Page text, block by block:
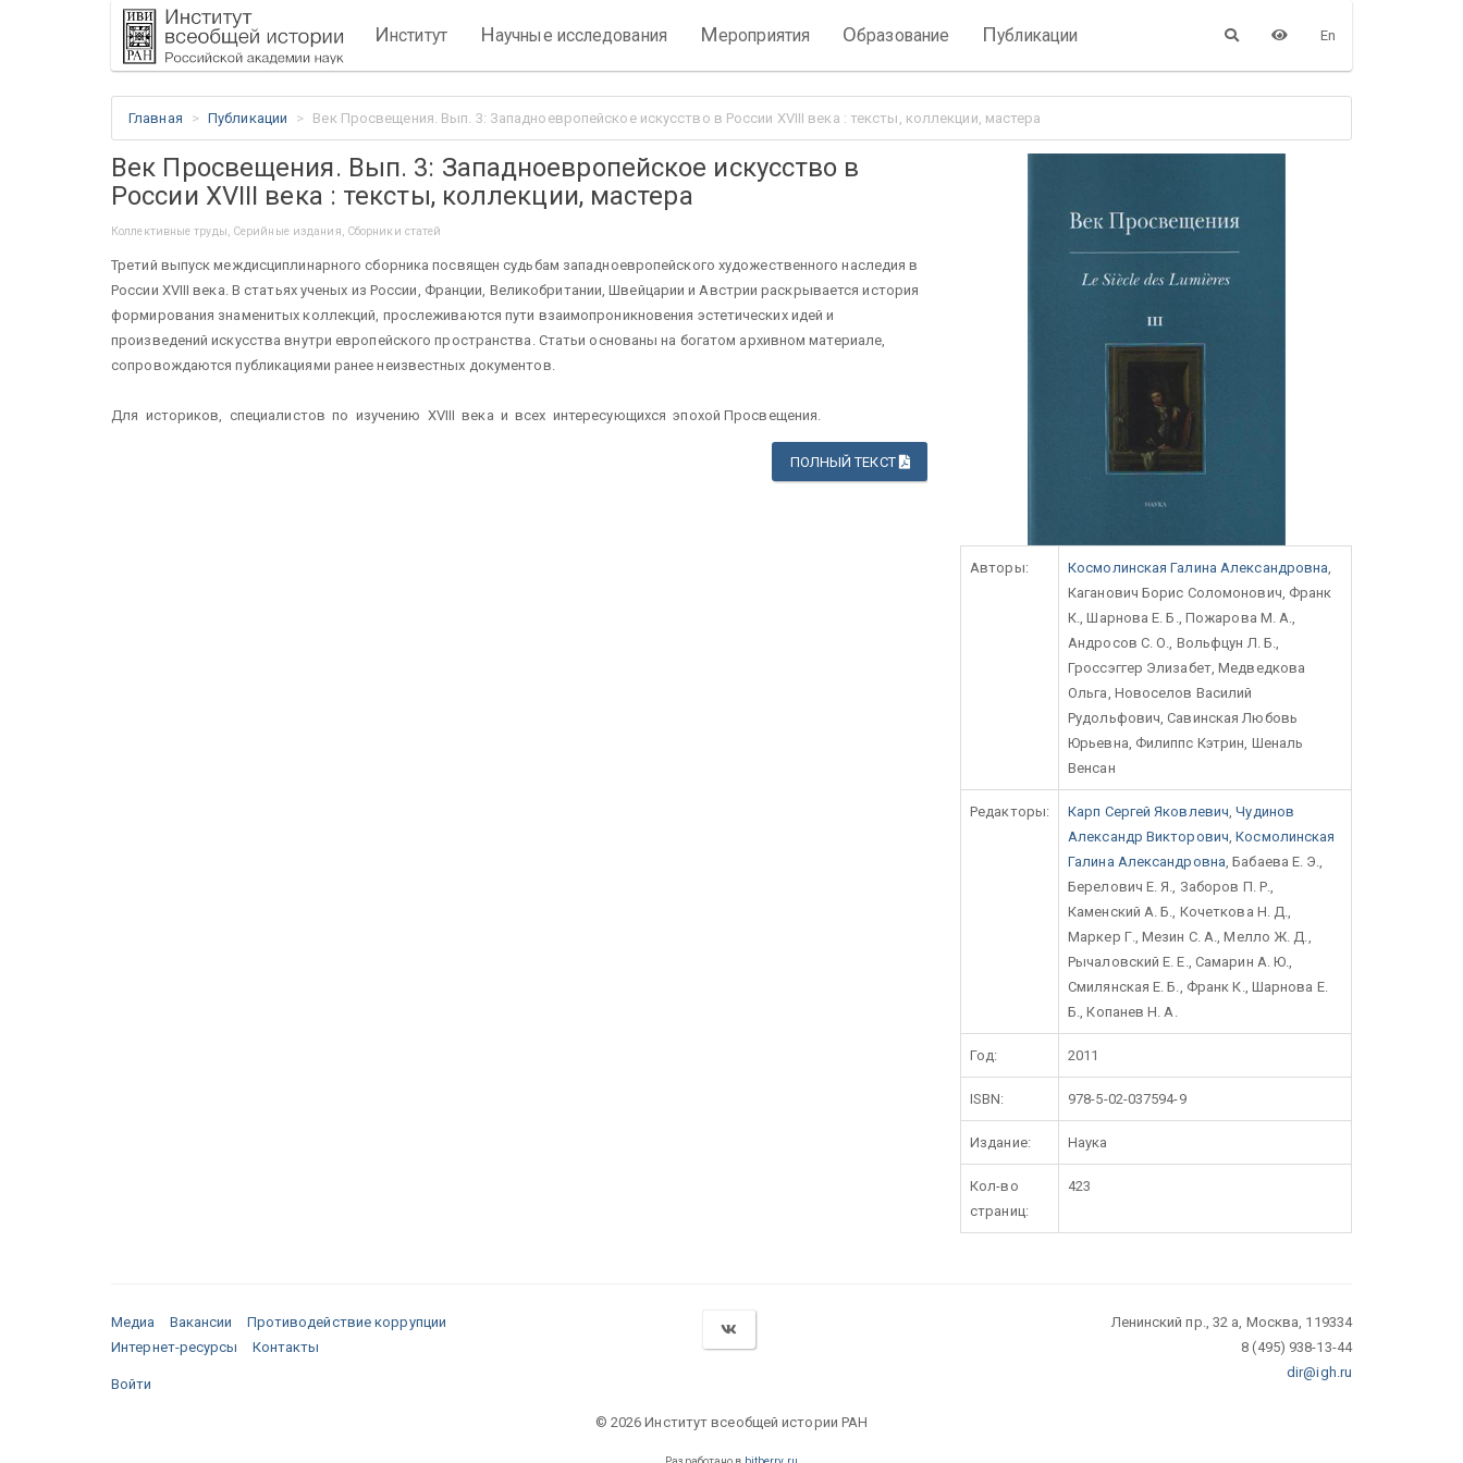
Институт Научные исследования Мероприятия Образование Публикации En
Главная Публикации Век Просвещения. Вып. 3: Западноевропейское искусство в России XVIII века : тексты, коллекции, мастера
Век Просвещения. Вып. 3: Западноевропейское искусство в
России XVIII века : тексты, коллекции, мастера
Коллективные труды, Серийные издания, Сборники статей
Третий выпуск междисциплинарного сборника посвящен судьбам западноевропейского художественного наследия в
России XVIII века. В статьях ученых из России, Франции, Великобритании, Швейцарии и Австрии раскрывается история
формирования знаменитых коллекций, прослеживаются пути взаимопроникновения эстетических идей и
произведений искусства внутри европейского пространства. Статьи основаны на богатом архивном материале,
сопровождаются публикациями ранее неизвестных документов.
Для историков, специалистов по изучению XVIII века и всех интересующихся эпохой Просвещения.
ПОЛНЫЙ ТЕКСТ
Авторы: Космолинская Галина Александровна
Каганович Борис Соломонович, Франк
К., Шарнова Е. Б., Пожарова М. А.,
Андросов С. О., Вольфцун Л. Б.,
Гроссэггер Элизабет, Медведкова
Ольга, Новоселов Василий
Рудольфович, Савинская Любовь
Юрьевна, Филиппс Кэтрин, Шеналь
Венсан
Редакторы: Карп Сергей Яковлевич ,Чудинов
Александр Викторович ,Космолинская
Галина Александровна , Бабаева Е. Э.,
Берелович Е. Я., Заборов П. Р.,
Каменский А. Б., Кочеткова Н. Д.,
Маркер Г., Мезин С. А., Мелло Ж. Д.,
Рычаловский Е. Е., Самарин А. Ю.,
Смилянская Е. Б., Франк К., Шарнова Е.
Б., Копанев Н. А.
Год: 2011
ISBN: 978-5-02-037594-9
Издание: Наука
Кол-во
страниц:
423
Медиа Вакансии
Противодействие коррупции
Интернет-ресурсы
Контакты
Войти
Ленинский пр., 32 а, Москва, 119334
8 (495) 938-13-44
dir@igh.ru
© 2026 Институт всеобщей истории РАН